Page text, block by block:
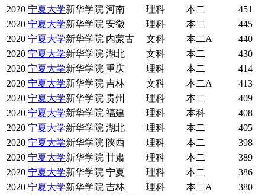
2020 宁夏大学新华学院 河南 理科 本二
451
2020 宁夏大学新华学院 安徽 理科 本二
445
2020 宁夏大学新华学院 内蒙古 文科 本二A
440
2020 宁夏大学新华学院 湖北 文科 本二
430
2020 宁夏大学新华学院 重庆 理科 本二
414
2020 宁夏大学新华学院 吉林 文科 本二A
413
2020 宁夏大学新华学院 贵州 理科 本二
409
2020 宁夏大学新华学院 福建 理科 本科
408
2020 宁夏大学新华学院 湖北 理科 本二
405
2020 宁夏大学新华学院 陕西 理科 本二
398
2020 宁夏大学新华学院 甘肃 理科 本二
389
2020 宁夏大学新华学院 宁夏 理科 本二
386
2020 宁夏大学新华学院 吉林 理科 本二A
380